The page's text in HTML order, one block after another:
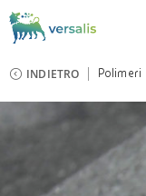
INDIETRO Polimeri